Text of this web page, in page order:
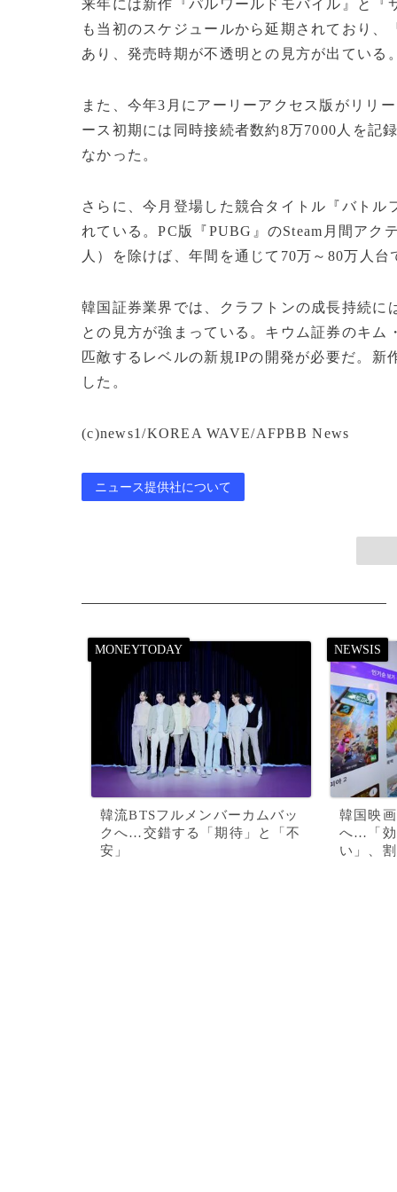
来年には新作『パルワールドモバイル』と
も当初のスケジュールから延期されており
あり、発売時期が不透明との見方が出ている
また、今年3月にアーリーアクセス版がリリ
ース初期には同時接続者数約8万7000人を記
なかった。
さらに、今月登場した競合タイトル『バト
れている。PC版『PUBG』のSteam月間アク
人）を除けば、年間を通じて70万～80万人台
韓国証券業界では、クラフトンの成長持続
との見方が強まっている。キウム証券のキ
匹敵するレベルの新規IPの開発が必要だ。
した。
(c)news1/KOREA WAVE/AFPBB News
ニュース提供社について
韓流BTSフルメンバーカムバッ
クへ…交錯する「期待」と「不
安」
韓国映
へ…「効
い」、